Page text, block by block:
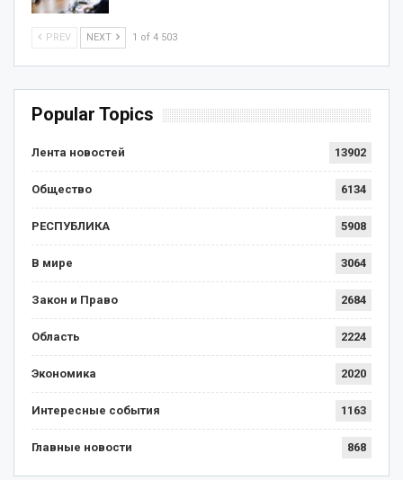
PREV NEXT 1 of 4 503
Popular Topics
Лента новостей 13902
Общество 6134
РЕСПУБЛИКА 5908
В мире 3064
Закон и Право 2684
Область 2224
Экономика 2020
Интересные события 1163
Главные новости 868